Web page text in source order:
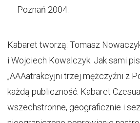
Poznań 2004.
Kabaret tworzą: Tomasz
i Wojciech Kowalczyk. Jak sami
„AAAatrakcyjni trzej mężczyźni z
każdą publiczność. Kabaret
wszechstronne, geograficznie i